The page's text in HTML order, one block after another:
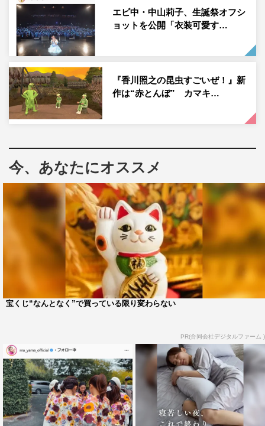
TEAM SHACHI
ももいろクローバーZ
私立恵比寿中学
エビ中・中山莉子、生誕祭オフシ
ョットを公開「衣装可愛す…
『香川照之の昆虫すごいぜ！』新
作は“赤とんぼ” カマキ…
今、あなたにオススメ
宝くじ“なんとなく”で買っている限り変わらない
PR(合同会社デジタルファーム )